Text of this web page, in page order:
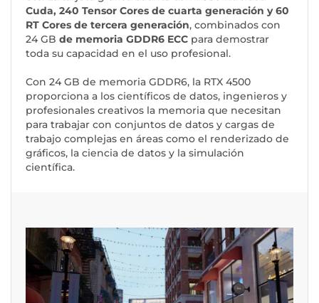
Cuda, 240 Tensor Cores de cuarta generación y 60
RT Cores de tercera generación, combinados con
24 GB de memoria GDDR6 ECC para demostrar
toda su capacidad en el uso profesional.
Con 24 GB de memoria GDDR6, la RTX 4500
proporciona a los científicos de datos, ingenieros y
profesionales creativos la memoria que necesitan
para trabajar con conjuntos de datos y cargas de
trabajo complejas en áreas como el renderizado de
gráficos, la ciencia de datos y la simulación
científica.